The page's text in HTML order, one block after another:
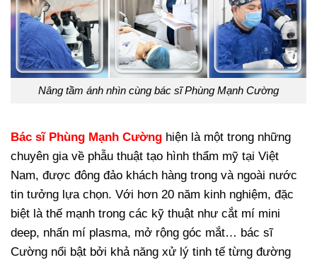
Nâng tầm ánh nhìn cùng bác sĩ Phùng Mạnh Cường
Bác sĩ Phùng Mạnh Cường hiện là một trong những
chuyên gia về phẫu thuật tạo hình thẩm mỹ tại Việt
Nam, được đông đảo khách hàng trong và ngoài nước
tin tưởng lựa chọn. Với hơn 20 năm kinh nghiệm, đặc
biệt là thế mạnh trong các kỹ thuật như cắt mí mini
deep, nhấn mí plasma, mở rộng góc mắt… bác sĩ
Cường nổi bật bởi khả năng xử lý tinh tế từng đường